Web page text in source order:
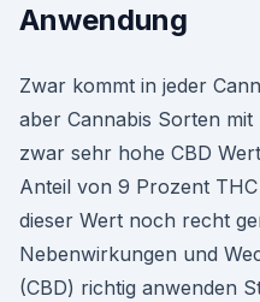
Anwendung
Zwar kommt in jeder
aber Cannabis Sorten
zwar sehr hohe CBD
Anteil von 9 Prozent
dieser Wert noch recht
Nebenwirkungen und
(CBD) richtig anwenden